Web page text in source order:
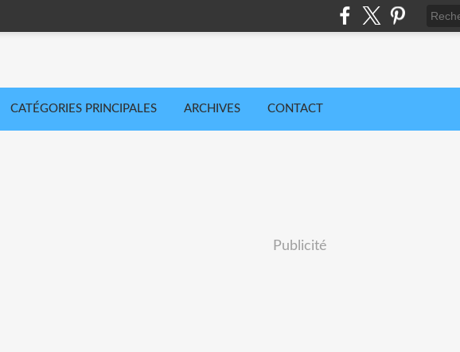
CATÉGORIES PRINCIPALES ARCHIVES CONTACT
Publicité